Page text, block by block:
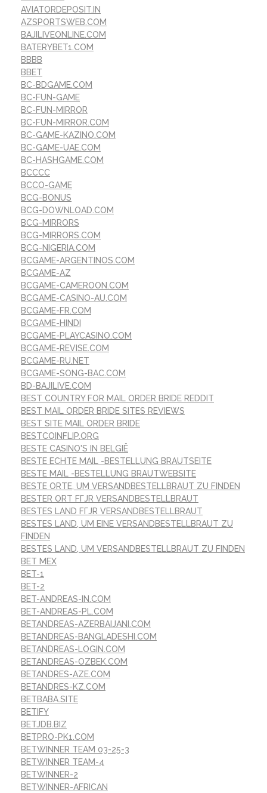
AVIATORDEPOSIT.IN
AZSPORTSWEB.COM
BAJILIVEONLINE.COM
BATERYBET1.COM
BBBB
BBET
BC-BDGAME.COM
BC-FUN-GAME
BC-FUN-MIRROR
BC-FUN-MIRROR.COM
BC-GAME-KAZINO.COM
BC-GAME-UAE.COM
BC-HASHGAME.COM
BCCCC
BCCO-GAME
BCG-BONUS
BCG-DOWNLOAD.COM
BCG-MIRRORS
BCG-MIRRORS.COM
BCG-NIGERIA.COM
BCGAME-ARGENTINOS.COM
BCGAME-AZ
BCGAME-CAMEROON.COM
BCGAME-CASINO-AU.COM
BCGAME-FR.COM
BCGAME-HINDI
BCGAME-PLAYCASINO.COM
BCGAME-REVISE.COM
BCGAME-RU.NET
BCGAME-SONG-BAC.COM
BD-BAJILIVE.COM
BEST COUNTRY FOR MAIL ORDER BRIDE REDDIT
BEST MAIL ORDER BRIDE SITES REVIEWS
BEST SITE MAIL ORDER BRIDE
BESTCOINFLIP.ORG
BESTE CASINO'S IN BELGIË
BESTE ECHTE MAIL -BESTELLUNG BRAUTSEITE
BESTE MAIL -BESTELLUNG BRAUTWEBSITE
BESTE ORTE, UM VERSANDBESTELLBRAUT ZU FINDEN
BESTER ORT FГЈR VERSANDBESTELLBRAUT
BESTES LAND FГЈR VERSANDBESTELLBRAUT
BESTES LAND, UM EINE VERSANDBESTELLBRAUT ZU
FINDEN
BESTES LAND, UM VERSANDBESTELLBRAUT ZU FINDEN
BET MEX
BET-1
BET-2
BET-ANDREAS-IN.COM
BET-ANDREAS-PL.COM
BETANDREAS-AZERBAIJANI.COM
BETANDREAS-BANGLADESHI.COM
BETANDREAS-LOGIN.COM
BETANDREAS-OZBEK.COM
BETANDRES-AZE.COM
BETANDRES-KZ.COM
BETBABA.SITE
BETIFY
BETJDB.BIZ
BETPRO-PK1.COM
BETWINNER TEAM 03-25-3
BETWINNER TEAM-4
BETWINNER-2
BETWINNER-AFRICAN